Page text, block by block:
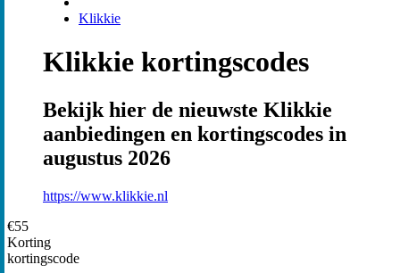
Klikkie
Klikkie kortingscodes
Bekijk hier de nieuwste Klikkie
aanbiedingen en kortingscodes in
augustus 2026
https://www.klikkie.nl
€55
Korting
kortingscode